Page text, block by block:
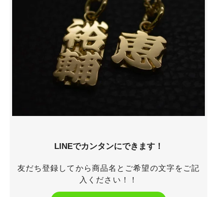
LINEでカンタンにできます！
友だち登録してから商品名とご希望の文字をご記
入ください！！